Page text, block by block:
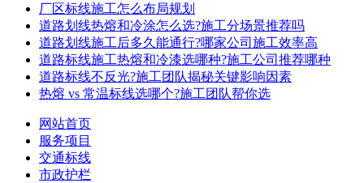
厂区标线施工怎么布局规划
道路划线热熔和冷涂怎么选?施工分场景推荐吗
道路划线施工后多久能通行?哪家公司施工效率高
道路标线施工热熔和冷漆选哪种?施工公司推荐哪种
道路标线不反光?施工团队揭秘关键影响因素
热熔 vs 常温标线选哪个?施工团队帮你选
网站首页
服务项目
交通标线
市政护栏